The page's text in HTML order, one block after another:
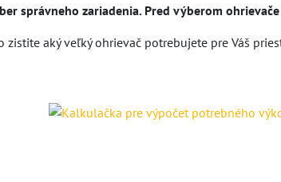
správneho zariadenia. Pred výberom
aký veľký ohrievač potrebujete pre Váš